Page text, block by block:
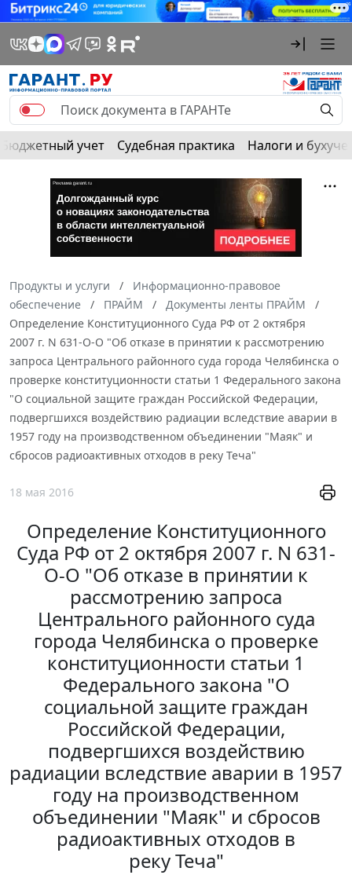
Бюджетный учет Судебная практика Налоги и
Продукты и услуги
Информационно-правовое
обеспечение
ПРАЙМ
Документы ленты ПРАЙМ
Определение Конституционного Суда РФ от 2 октября
2007 г. N 631-О-О "Об отказе в принятии к рассмотрению
запроса Центрального районного суда города Челябинска о
проверке конституционности статьи 1 Федерального закона
"О социальной защите граждан Российской Федерации,
подвергшихся воздействию радиации вследствие аварии в
1957 году на производственном объединении "Маяк" и
сбросов радиоактивных отходов в реку Теча"
18 мая 2016
Определение Конституционного
Суда РФ от 2 октября 2007 г. N 631-
О-О "Об отказе в принятии к
рассмотрению запроса
Центрального районного суда
города Челябинска о проверке
конституционности статьи 1
Федерального закона "О
социальной защите граждан
Российской Федерации,
подвергшихся воздействию
радиации вследствие аварии в 1957
году на производственном
объединении "Маяк" и сбросов
радиоактивных отходов в
реку Теча"